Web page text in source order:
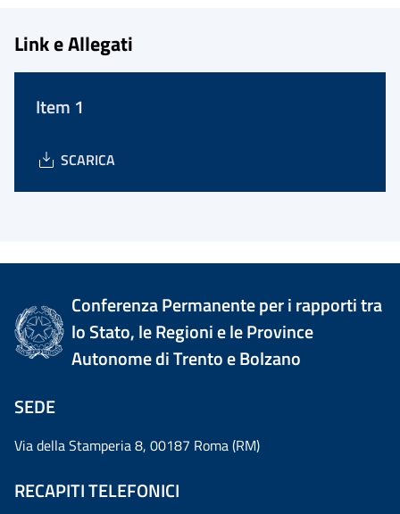
Link e Allegati
Item 1
SCARICA
Conferenza Permanente per i rapporti tra
lo Stato, le Regioni e le Province
Autonome di Trento e Bolzano
SEDE
Via della Stamperia 8, 00187 Roma (RM)
RECAPITI TELEFONICI